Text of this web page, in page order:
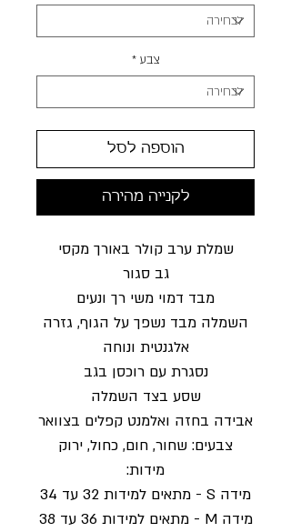
צבע *
הוספה לסל
לקנייה מהירה
שמלת ערב קולר באורך מקסי
גב סגור
מבד דמוי משי רך ונעים
השמלה מבד נשפך על הגוף, גזרה
אלגנטית ונוחה
נסגרת עם רוכסן בגב
שסע בצד השמלה
אבידה בחזה ואלמנט קפלים בצוואר
צבעים: שחור, חום, כחול, ירוק
מידות:
מידה S - מתאים למידות 32 עד 34
מידה M - מתאים למידות 36 עד 38